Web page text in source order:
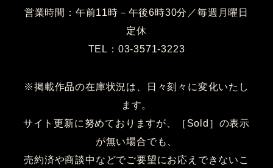
営業時間：午前11時－午後6時30分／毎週月曜日
定休
TEL：03-3571-3223
※掲載作品の在庫状況は、日々刻々に変化いたし
ます。
サイト更新に努めておりますが、［Sold］の表示
が無い場合でも、
売約済や商談中などでご要望にお応えできないこ